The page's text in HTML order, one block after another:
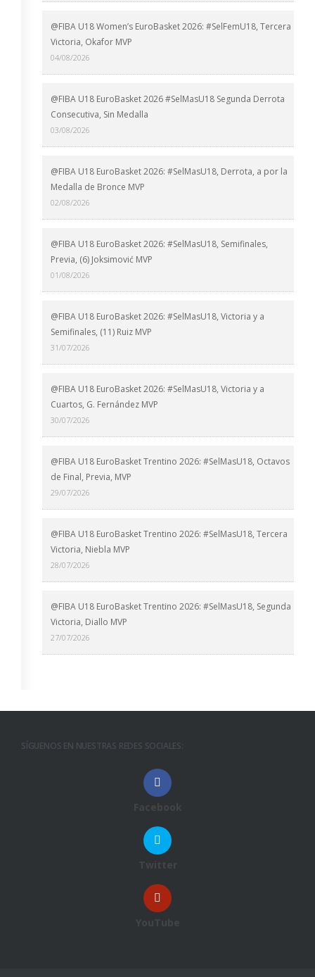
@FIBA U18 Women’s EuroBasket 2026: #SelFemU18, Tercera
Victoria, Okafor MVP
04/08/2026
@FIBA U18 EuroBasket 2026 #SelMasU18 Segunda Derrota
Consecutiva, Sin Medalla
03/08/2026
@FIBA U18 EuroBasket 2026: #SelMasU18, Derrota, a por la
Medalla de Bronce MVP
02/08/2026
@FIBA U18 EuroBasket 2026: #SelMasU18, Semifinales,
Previa, (6) Joksimović MVP
01/08/2026
@FIBA U18 EuroBasket 2026: #SelMasU18, Victoria y a
Semifinales, (11) Ruiz MVP
31/07/2026
@FIBA U18 EuroBasket 2026: #SelMasU18, Victoria y a
Cuartos, G. Fernández MVP
30/07/2026
@FIBA U18 EuroBasket Trentino 2026: #SelMasU18, Octavos
de Final, Previa, MVP
29/07/2026
@FIBA U18 EuroBasket Trentino 2026: #SelMasU18, Tercera
Victoria, Niebla MVP
28/07/2026
@FIBA U18 EuroBasket Trentino 2026: #SelMasU18, Segunda
Victoria, Diallo MVP
27/07/2026
SÍGUENOS EN NUESTRAS REDES SOCIALES:
Facebook
Twitter
YouTube